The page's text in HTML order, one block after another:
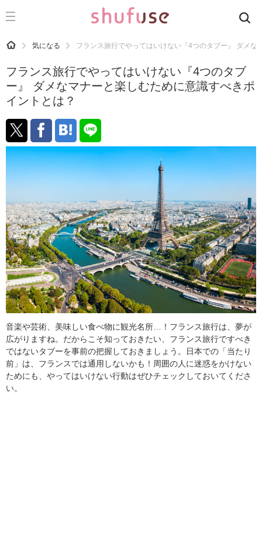
CATEGORY 記事カテゴリ
運気
洗濯
生活の知恵
お金
掃除
趣味
食材辞典
おすすめ
HOME 気になる フランス旅行でやってはいけない『4つのタブー』 ダメ
フランス旅行でやってはいけない『4つのタブ
ー』 ダメなマナーと楽しむために意識すべきポ
イントとは？
音楽や芸術、美味しい食べ物に観光名所…！フランス旅行は、夢が
広がりますね。だからこそ知っておきたい、フランス旅行ですべき
ではないタブーを事前の把握しておきましょう。日本での「当たり
前」は、フランスでは通用しないかも！周囲の人に迷惑をかけない
ためにも、やってはいけない行動はぜひチェックしておいてくださ
い。